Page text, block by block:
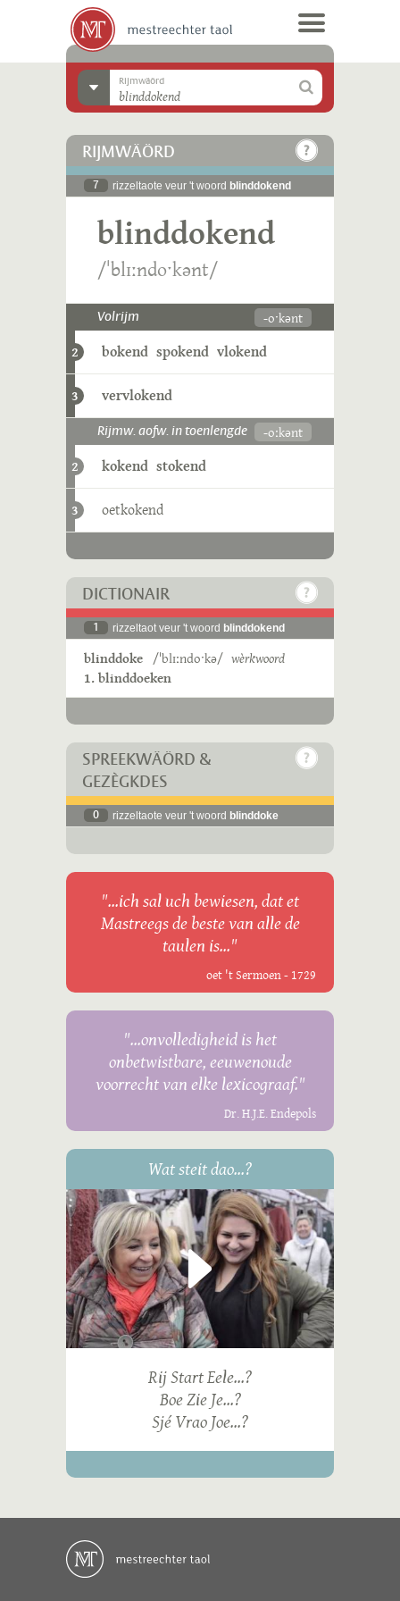
Rijmwäörd
RIJMWÄÖRD
7 rizzeltaote veur 't woord blinddokend
blinddokend
/ˈblɪːndoˑkənt/
Volrijm -oˑkənt
2 bokend spokend vlokend
3 vervlokend
Rijmw. aofw. in toenlengde -oːkənt
2 kokend stokend
3 oetkokend
DICTIONAIR
1 rizzeltaot veur 't woord blinddokend
blinddoke /ˈblɪːndoˑkə/ wèrkwoord
1. blinddoeken
SPREEKWÄÖRD &
GEZÈGKDES
0 rizzeltaote veur 't woord blinddoke
"...ich sal uch bewiesen, dat et
Mastreegs de beste van alle de
taulen is..."
oet 't Sermoen - 1729
"...onvolledigheid is het
onbetwistbare, eeuwenoude
voorrecht van elke lexicograaf."
Dr. H.J.E. Endepols
Wat steit dao...?
Rij Start Eele...?
Boe Zie Je...?
Sjé Vrao Joe...?